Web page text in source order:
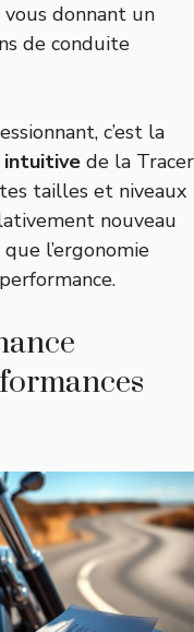
donnant un
de conduite
c’est la
de la Tracer
tailles et niveaux
nouveau
l’ergonomie